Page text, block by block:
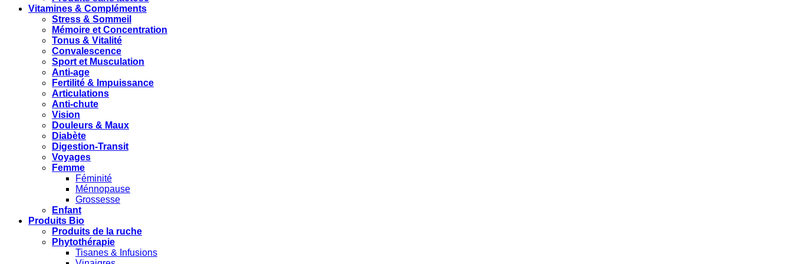
Vitamines & Compléments
Stress & Sommeil
Mémoire et Concentration
Tonus & Vitalité
Convalescence
Sport et Musculation
Anti-age
Fertilité & Impuissance
Articulations
Anti-chute
Vision
Douleurs & Maux
Diabète
Digestion-Transit
Voyages
Femme
Féminité
Ménnopause
Grossesse
Enfant
Produits Bio
Produits de la ruche
Phytothérapie
Tisanes & Infusions